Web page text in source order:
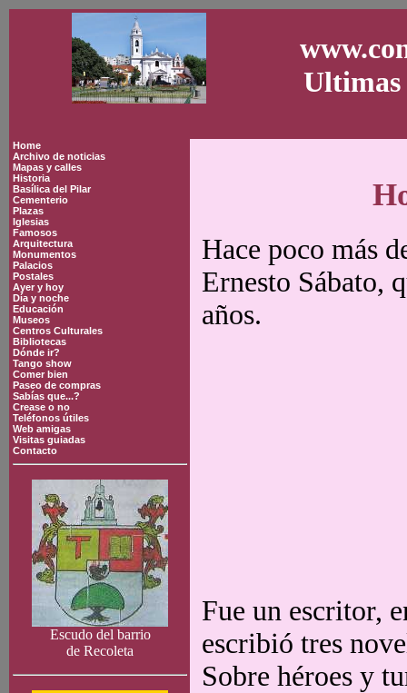
Ultimas
Home
Archivo de noticias
Mapas y calles
Historia
Basílica del Pilar
Cementerio
Plazas
Iglesias
Famosos
Arquitectura
Monumentos
Palacios
Postales
Ayer y hoy
Día y noche
Educación
Museos
Centros Culturales
Bibliotecas
Dónde ir?
Tango show
Comer bien
Paseo de compras
Sabías que...?
Crease o no
Teléfonos útiles
Web amigas
Visitas guiadas
Contacto
Escudo del barrio
de Recoleta
Hace poco más
Ernesto Sábato,
años.
Fue un escritor,
escribió tres
Sobre héroes y